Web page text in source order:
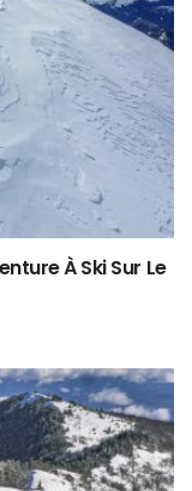
À Ski Sur Le